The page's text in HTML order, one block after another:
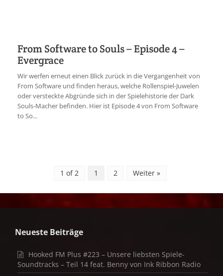
From Software to Souls – Episode 4 –
Evergrace
Wir werfen erneut einen Blick zurück in die Vergangenheit von
From Software und finden heraus, welche Rollenspiel-Juwelen
oder versteckte Abgründe sich in der Spielehistorie der Dark
Souls-Macher befinden. Hier ist Episode 4 von From Software
to So...
1 of 2 1 2 Weiter »
Neueste Beiträge
Hooked FM Plus #223 – Unsere liebsten Spiele-
Soundtracks – Teil 14 feat. Benny von Ink Ribbon Radio